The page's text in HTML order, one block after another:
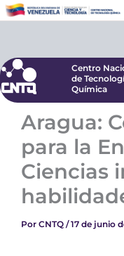
al
Centro
de
Centro
de
Química
Aragua:
para la
Ciencias
Por CNTQ /17 de junio